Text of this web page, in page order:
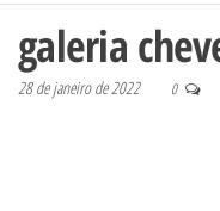
galeria
28 de janeiro de 2022 0